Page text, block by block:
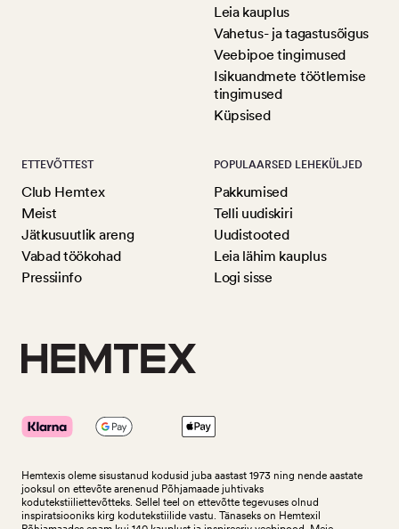
Leia kauplus
Vahetus- ja tagastusõigus
Veebipoe tingimused
Isikuandmete töötlemise
tingimused
Küpsised
ETTEVÕTTEST
Club Hemtex
Meist
Jätkusuutlik areng
Vabad töökohad
Pressiinfo
POPULAARSED LEHEKÜLJED
Pakkumised
Telli uudiskiri
Uudistooted
Leia lähim kauplus
Logi sisse
Hemtexis oleme sisustanud kodusid juba aastast 1973 ning nende aastate
jooksul on ettevõte arenenud Põhjamaade juhtivaks
kodutekstiiliettevõtteks. Sellel teel on ettevõtte tegevuses olnud
inspiratsiooniks kirg kodutekstiilide vastu. Tänaseks on Hemtexil